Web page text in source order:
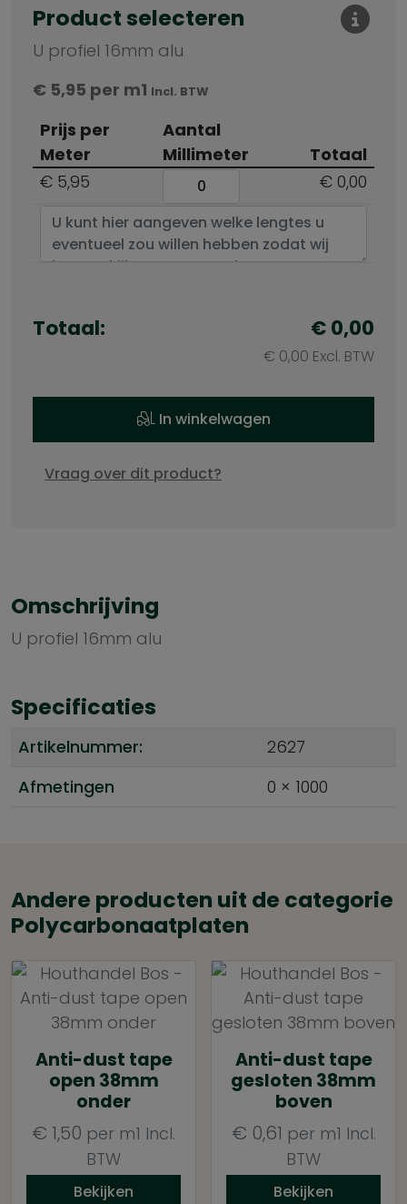
Product selecteren
U profiel 16mm alu
€ 5,95 per m1 Incl. BTW
Prijs per
Meter
Aantal
Millimeter
Totaal
€ 5,95 € 0,00
Totaal: € 0,00
€ 0,00 Excl. BTW
In winkelwagen
Vraag over dit product?
Omschrijving
U profiel 16mm alu
Specificaties
Artikelnummer:
2627
Afmetingen
0 × 1000
Andere producten uit de categorie
Polycarbonaatplaten
Anti-dust tape
open 38mm
onder
€ 1,50 per m1 Incl.
BTW
Bekijken
Anti-dust tape
gesloten 38mm
boven
€ 0,61 per m1 Incl.
BTW
Bekijken